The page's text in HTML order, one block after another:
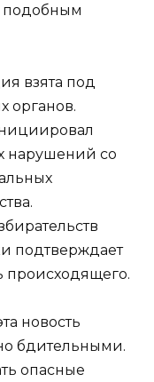
подобным
взята под
органов.
нарушений со
подтверждает
происходящего.
новость
бдительными.
опасные